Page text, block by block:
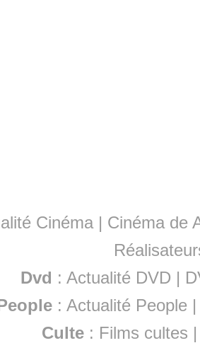
Cinéma | Cinéma de
Dvd : Actualité DVD |
:Actualité People
Culte : Films cultes